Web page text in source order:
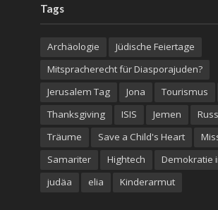
Tags
Archäologie
Jüdische Feiertage
Mitspracherecht für Diasporajuden?
Jerusalem Tag
Jona Tourismus
Thanksgiving
ISIS Jemen
Träume
Save a Child's Heart
Samariter
Hightech
Demokratie
judäa
elia Kinderarmut